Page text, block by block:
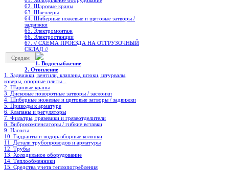
62. Шаровые краны
63. Швеллеры
64. Шиберные ножевые и щитовые затворы /
задвижки
65. Электромонтаж
66. Электростанции
67. // СХЕМА ПРОЕЗДА НА ОТГРУЗОЧНЫЙ
СКЛАД //
Средам
1. Водоснабжение
2. Отопление
1. Задвижки, вентили, клапаны, штоки, штурвалы,
коверы, опорные плиты...
2. Шаровые краны
3. Дисковые поворотные затворы / заслонки
4. Шиберные ножевые и щитовые затворы / задвижки
5. Приводы к арматуре
6. Клапаны и регуляторы
7. Фильтры, грязевики и грязеотделители
8. Виброкомпенсаторы / гибкие вставки
9. Насосы
10. Гидранты и водоразборные колонки
11. Детали трубопроводов и арматуры
12. Трубы
13. Холодильное oборудование
14. Теплообменники
15. Средства учета теплопотребления